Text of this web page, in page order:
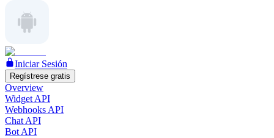
Iniciar Sesión
Regístrese gratis
Overview
Widget API
Webhooks API
Chat API
Bot API